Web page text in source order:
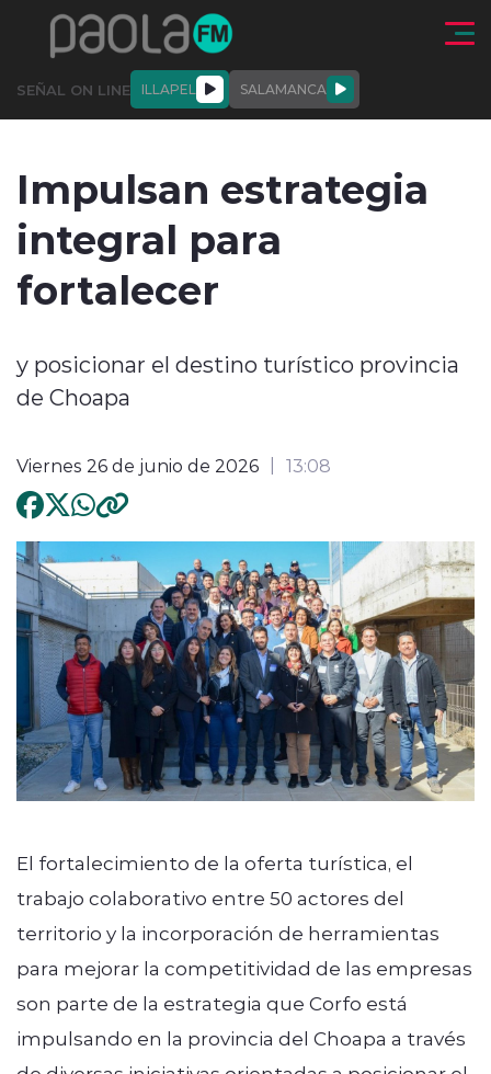
Click acá para ir directamente al contenido
SEÑAL ON LINE ILLAPEL SALAMANCA
ENTREVISTAS
Impulsan estrategia
integral para
fortalecer
y posicionar el destino turístico provincia
de Choapa
Viernes 26 de junio de 2026 13:08
El fortalecimiento de la oferta turística, el
trabajo colaborativo entre 50 actores del
territorio y la incorporación de herramientas
para mejorar la competitividad de las empresas
son parte de la estrategia que Corfo está
impulsando en la provincia del Choapa a través